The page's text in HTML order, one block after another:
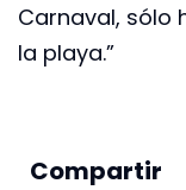
Carnaval, sólo
la playa.”
Compartir